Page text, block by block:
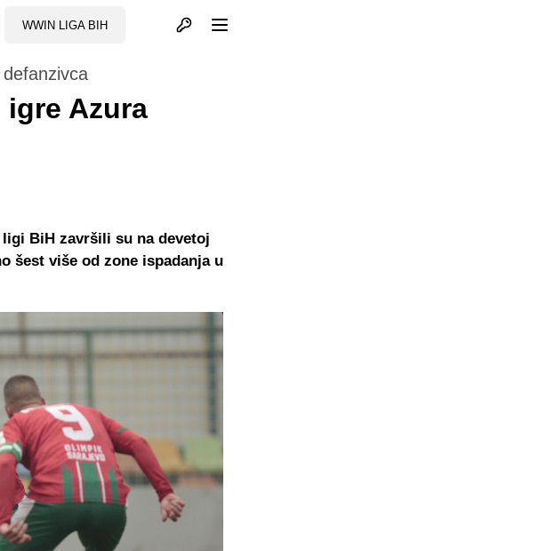
WWIN LIGA BIH Otvori profil
igre Azura
BiH završili su na devetoj
šest više od zone ispadanja u